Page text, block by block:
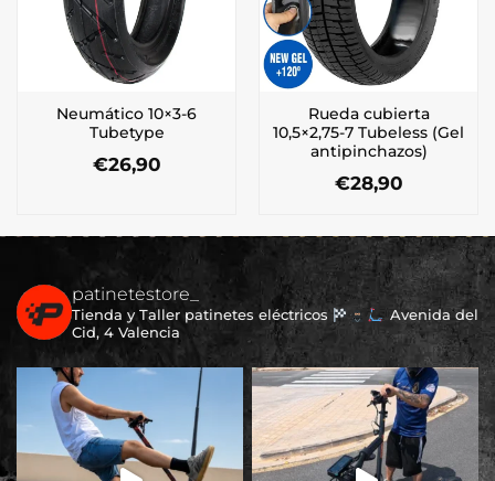
Neumático 10×3-6
Tubetype
€26,90
Rueda cubierta
10,5×2,75-7 Tubeless (Gel
antipinchazos)
€28,90
patinetestore_
Tienda y Taller patinetes eléctricos
Avenida del
Cid, 4 Valencia